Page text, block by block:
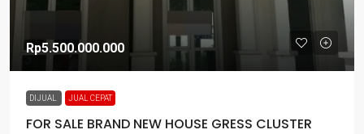
Rp5.500.000.000
DIJUAL JUAL CEPAT
FOR SALE BRAND NEW HOUSE GRESS CLUSTER